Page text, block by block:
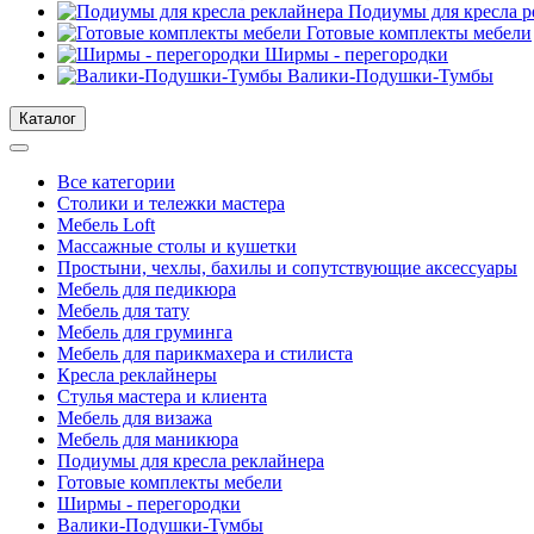
Подиумы для кресла
Готовые комплекты мебели
Ширмы - перегородки
Валики-Подушки-Тумбы
Каталог
Все категории
Столики и тележки мастера
Мебель Loft
Массажные столы и кушетки
Простыни, чехлы, бахилы и сопутствующие аксессуары
Мебель для педикюра
Мебель для тату
Мебель для груминга
Мебель для парикмахера и стилиста
Кресла реклайнеры
Стулья мастера и клиента
Мебель для визажа
Мебель для маникюра
Подиумы для кресла реклайнера
Готовые комплекты мебели
Ширмы - перегородки
Валики-Подушки-Тумбы